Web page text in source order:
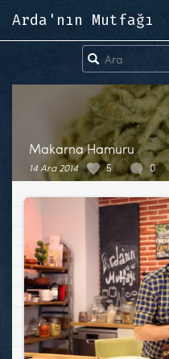
Arda'nın Mutfağı
Makarna Hamuru
14 Ara 2014 5 0